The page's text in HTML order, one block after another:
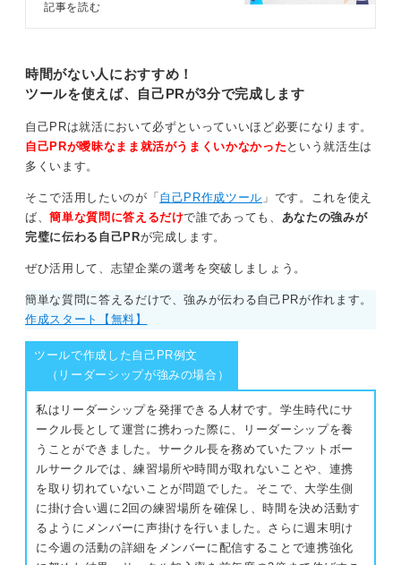
影響を受けた作品や自分を象徴する言葉などを入れ
また、このような手法が認められていればですが、自己
紹介文の欄に幼少期の写真、影響を受けた風景や美術作
ンドマップなどを、小さくデザイン的に組み込んでみる
のもおもしろいと思います。これにより、文章を書く能
力だけでなく、デザイン的に情報を整理する能力も同時
にアピールできますよ。
加えて、文章表現力・言語化能力に自信があるのなら、
あなたの個性を象徴するようなキャッチコピーやキーワ
ードを、文章の冒頭や目立つ位置に配置してみるのも良
言語化能力もデザイナーに必要な力の一つです。学校の
を作れるようチャレンジしてみてください。
1
記事を読む
時間がない人におすすめ！
ツールを使えば、自己PRが3分で完成します
自己PRは就活において必ずといっていいほど必要になります。
自己PRが曖昧なまま就活がうまくいかなかった という就活生は
多くいます。
そこで活用したいのが「 自己PR作成ツール 」です。これを使え
ば、簡単な質問に答えるだけで誰であっても、 あなたの強みが
完璧に伝わる自己PRが完成します。
ぜひ活用して、志望企業の選考を突破しましょう。
簡単な質問に答えるだけで、強みが伝わる自己PRが作れます。
作成スタート【無料】
ツールで作成した自己PR例文
（リーダーシップが強みの場合）
私はリーダーシップを発揮できる人材です。学生時代にサ
ークル長として運営に携わった際に、リーダーシップを養
うことができました。サークル長を務めていたフットボー
ルサークルでは、練習場所や時間が取れないことや、連携
を取り切れていないことが問題でした。そこで、大学生側
に掛け合い週に2回の練習場所を確保し、時間を決め活動す
るようにメンバーに声掛けを行いました。さらに週末明け
に今週の活動の詳細をメンバーに配信することで連携強化